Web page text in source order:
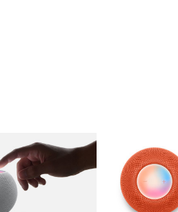
图库 图像 图库